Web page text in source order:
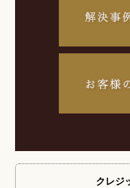
クレジ